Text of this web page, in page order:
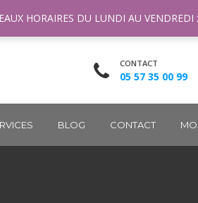
CONTACT
05 57 35 00 99
BLOG CONTACT
HORAIRES DU LUNDI AU